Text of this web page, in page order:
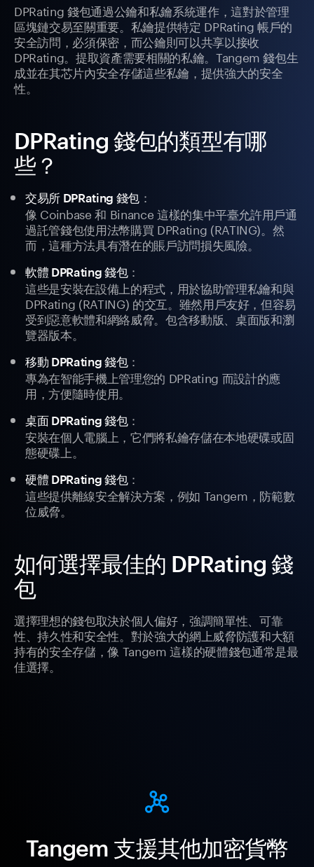
DPRating 錢包通過公鑰和私鑰系統運作，這對於管理
區塊鏈交易至關重要。私鑰提供特定 DPRating 帳戶的
安全訪問，必須保密，而公鑰則可以共享以接收
DPRating。提取資產需要相關的私鑰。Tangem 錢包生
成並在其芯片內安全存儲這些私鑰，提供強大的安全
性。
DPRating 錢包的類型有哪
些？
交易所 DPRating 錢包：
像 Coinbase 和 Binance 這樣的集中平臺允許用戶通
過託管錢包使用法幣購買 DPRating (RATING)。然
而，這種方法具有潛在的賬戶訪問損失風險。
軟體 DPRating 錢包：
這些是安裝在設備上的程式，用於協助管理私鑰和與
DPRating (RATING) 的交互。雖然用戶友好，但容易
受到惡意軟體和網絡威脅。包含移動版、桌面版和瀏
覽器版本。
移動 DPRating 錢包：
專為在智能手機上管理您的 DPRating 而設計的應
用，方便隨時使用。
桌面 DPRating 錢包：
安裝在個人電腦上，它們將私鑰存儲在本地硬碟或固
態硬碟上。
硬體 DPRating 錢包：
這些提供離線安全解決方案，例如 Tangem，防範數
位威脅。
如何選擇最佳的 DPRating 錢
包
選擇理想的錢包取決於個人偏好，強調簡單性、可靠
性、持久性和安全性。對於強大的網上威脅防護和大額
持有的安全存儲，像 Tangem 這樣的硬體錢包通常是最
佳選擇。
Tangem 支援其他加密貨幣